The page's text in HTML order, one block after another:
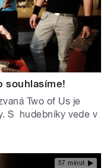
souhlasíme!
Two of Us je
S hudebníky vede v
57 minut